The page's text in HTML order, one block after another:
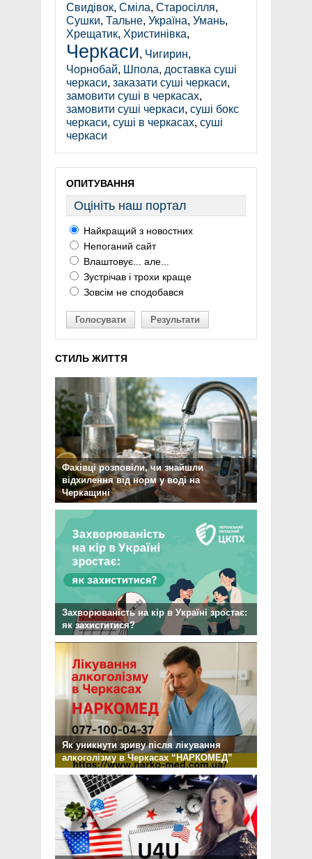
Свидівок, Сміла, Старосілля,
Сушки, Тальне, Україна, Умань,
Хрещатик, Христинівка,
Черкаси, Чигирин,
Чорнобай, Шпола, доставка суші
черкаси, заказати суші черкаси,
замовити суші в черкасах,
замовити суші черкаси, суші бокс
черкаси, суші в черкасах, суші
черкаси
ОПИТУВАННЯ
Оцініть наш портал
Найкращий з новостних
Непоганий сайт
Влаштовує... але...
Зустрічав і трохи краще
Зовсім не сподобався
Голосувати Результати
СТИЛЬ ЖИТТЯ
Фахівці розповіли, чи знайшли
відхилення від норм у воді на
Черкащині
Захворюваність на кір в Україні зростає:
як захиститися?
Як уникнути зриву після лікування
алкоголізму в Черкасах “НАРКОМЕД”